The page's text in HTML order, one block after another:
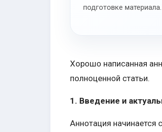
подготовке материала.
Хорошо написанная
полноценной статьи.
1. Введение и
Аннотация начинается